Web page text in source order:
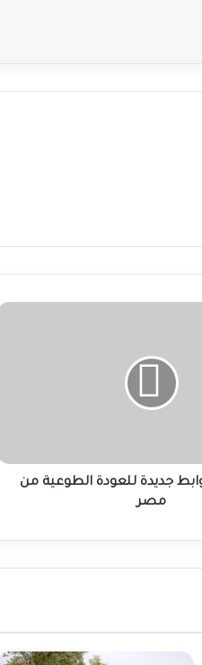
جديدة للعودة الطوعية من
مصر